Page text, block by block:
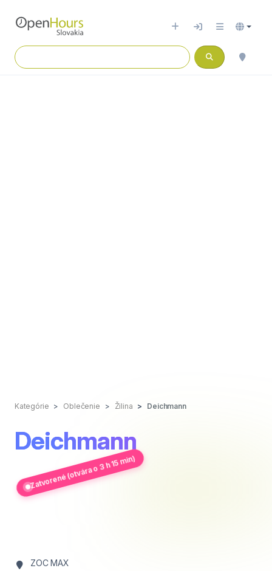
Kategórie Oblečenie Žilina Deichmann
Deichmann
Zatvorené (otvára o 3 h 15 min)
ZOC MAX